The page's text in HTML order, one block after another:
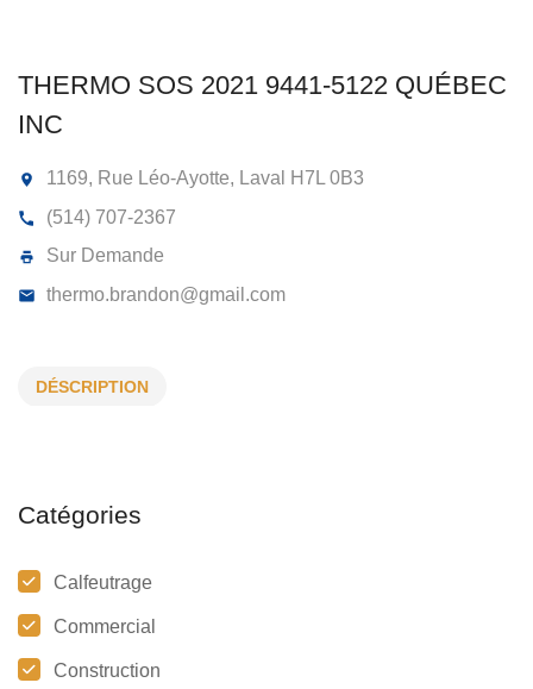
THERMO SOS 2021 9441-5122
INC
DÉSCRIPTION
Catégories
Calfeutrage
Commercial
Construction